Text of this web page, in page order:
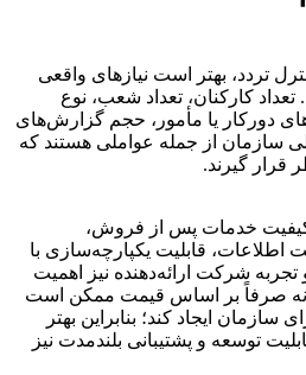
تردد، بهتر است نیازهای واقعی
کارکنان، تعداد شعب، نوع
دورکار یا مأمور، حجم گزارش‌های
سازمان از جمله عواملی هستند که
قرار گیرند.
کیفیت خدمات پس از فروش،
اطلاعات، قابلیت یکپارچه‌سازی با
شرکت ارائه‌دهنده نیز اهمیت
صرفاً بر اساس قیمت ممکن است
سازمان ایجاد کند؛ بنابراین بهتر
توسعه و پشتیبانی بلندمدت نیز